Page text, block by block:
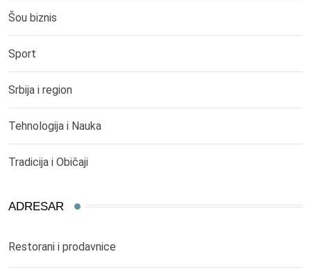
Šou biznis
Sport
Srbija i region
Tehnologija i Nauka
Tradicija i Običaji
ADRESAR
Restorani i prodavnice